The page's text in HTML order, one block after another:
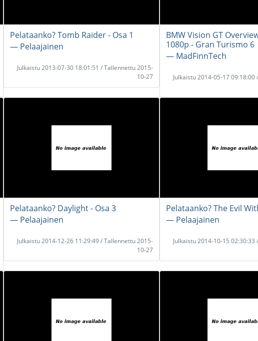
Pelataanko? Tomb Raider - Osa 1
― Pelaajainen
Julkaistu 2013-07-30 18:01:51 / Tallennettu 2015-
10-27
BMW Vision GT
1080p - Gran Turismo 6
― MadFinnTech
Julkaistu 2014-05-17
Pelataanko? Daylight - Osa 3
― Pelaajainen
Julkaistu 2014-12-26 11:29:49 / Tallennettu 2015-
10-27
Pelataanko? The Evil
― Pelaajainen
Julkaistu 2014-10-15